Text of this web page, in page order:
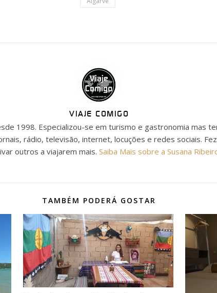
VIAJE COMIGO
1998. Especializou-se em turismo e gastronomia mas
rádio, televisão, internet, locuções e redes sociais.
outros a viajarem mais. Saiba Mais sobre a Susana
TAMBÉM PODERÁ GOSTAR